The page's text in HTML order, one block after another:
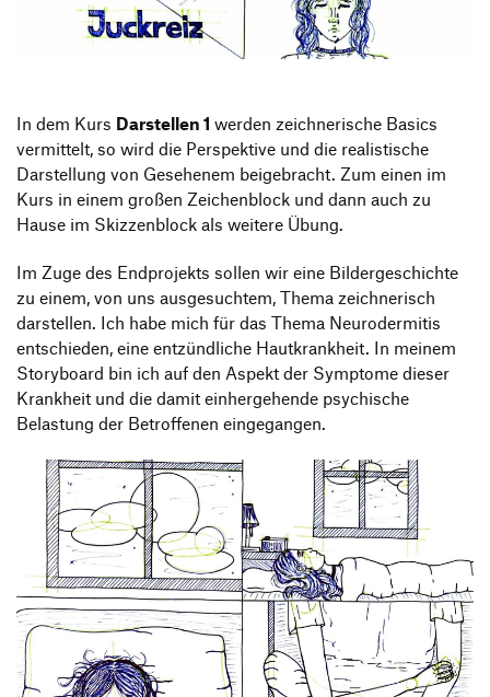
Transfer und Kooperation
Produktgestaltung B.A.
Strategische Gestaltung M.A.
In dem Kurs Darstellen 1 werden zeichnerische Basics
vermittelt, so wird die Perspektive und die realistische
Darstellung von Gesehenem beigebracht. Zum einen im
Kurs in einem großen Zeichenblock und dann auch zu
Hause im Skizzenblock als weitere Übung.
Im Zuge des Endprojekts sollen wir eine Bildergeschichte
zu einem, von uns ausgesuchtem, Thema zeichnerisch
darstellen. Ich habe mich für das Thema Neurodermitis
entschieden, eine entzündliche Hautkrankheit. In meinem
Storyboard bin ich auf den Aspekt der Symptome dieser
Krankheit und die damit einhergehende psychische
Belastung der Betroffenen eingegangen.